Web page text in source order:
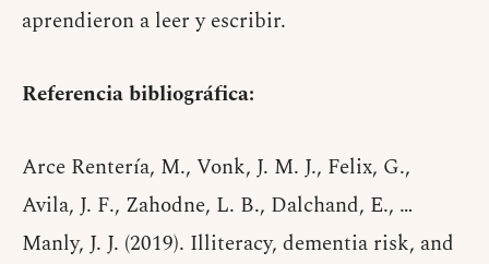
aprendieron a leer y escribir.
Referencia bibliográfica:
Arce Rentería, M., Vonk, J. M. J., Felix, G.,
Avila, J. F., Zahodne, L. B., Dalchand, E., …
Manly, J. J. (2019). Illiteracy, dementia risk, and